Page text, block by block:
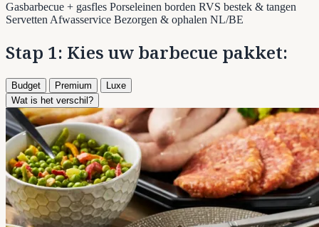
Gasbarbecue + gasfles Porseleinen borden RVS bestek & tangen
ServettenAfwasservice Bezorgen & ophalen NL/BE
Stap 1: Kies uw barbecue pakket:
Budget Premium
Luxe
Wat is het verschil?